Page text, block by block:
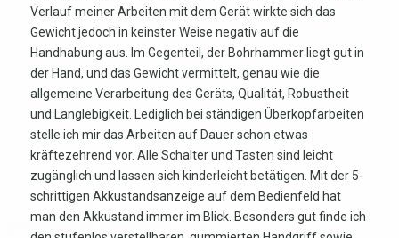
Verlauf meiner Arbeiten mit dem Gerät wirkte sich das
Gewicht jedoch in keinster Weise negativ auf die
Handhabung aus. Im Gegenteil, der Bohrhammer liegt gut in
der Hand, und das Gewicht vermittelt, genau wie die
allgemeine Verarbeitung des Geräts, Qualität, Robustheit
und Langlebigkeit. Lediglich bei ständigen Überkopfarbeiten
stelle ich mir das Arbeiten auf Dauer schon etwas
kräftezehrend vor. Alle Schalter und Tasten sind leicht
zugänglich und lassen sich kinderleicht betätigen. Mit der 5-
schrittigen Akkustandsanzeige auf dem Bedienfeld hat
man den Akkustand immer im Blick. Besonders gut finde ich